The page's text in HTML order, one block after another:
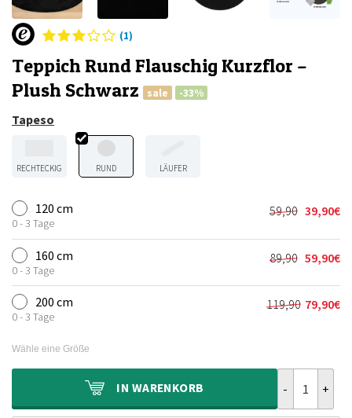
(1)
Teppich Rund Flauschig Kurzflor –
Plush Schwarz
sale -33%
Tapeso
RECHTECKIG RUND LÄUFER
120 cm
0 - 3 Tage
59,90
Preis
war:
59,90€
39,90€
Aktueller
Preis
ist:
39,90€.
160 cm
0 - 3 Tage
89,90
Preis
war:
89,90€
59,90€
Aktueller
Preis
ist:
59,90€.
200 cm
0 - 3 Tage
119,90 79,90€
Aktueller
Wähle eine Größe
IN WARENKORB